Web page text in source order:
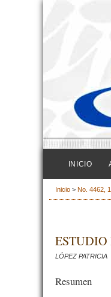
INICIO
Inicio > No. 4462,
ESTUDIO
LÓPEZ PATRICIA
Resumen